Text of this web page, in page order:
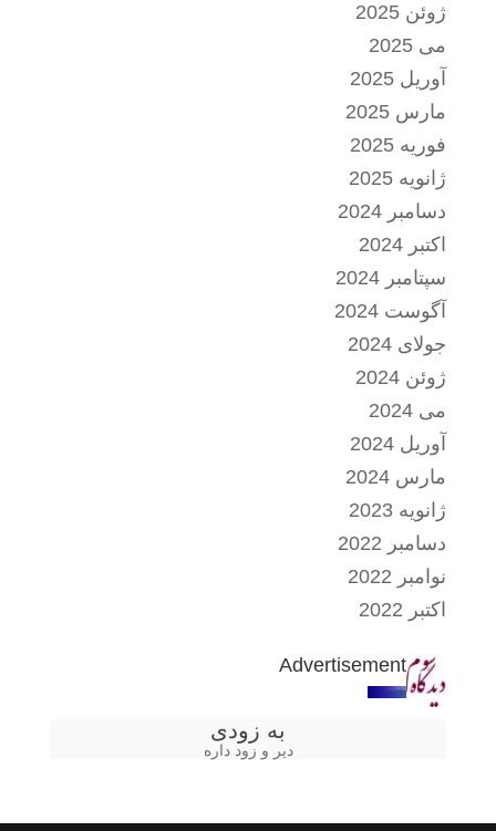
ژوئن 2025
می 2025
آوریل 2025
مارس 2025
فوریه 2025
ژانویه 2025
دسامبر 2024
اکتبر 2024
سپتامبر 2024
آگوست 2024
جولای 2024
ژوئن 2024
می 2024
آوریل 2024
مارس 2024
ژانویه 2023
دسامبر 2022
نوامبر 2022
اکتبر 2022
Advertisement
به زودی
دیر و زود داره